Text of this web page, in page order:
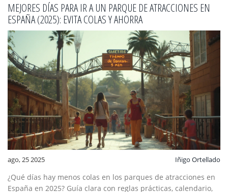
MEJORES DÍAS PARA IR A UN PARQUE DE ATRACCIONES EN
ESPAÑA (2025): EVITA COLAS Y AHORRA
ago, 25 2025 Iñigo Ortellado
¿Qué días hay menos colas en los parques de atracciones en
España en 2025? Guía clara con reglas prácticas, calendario,